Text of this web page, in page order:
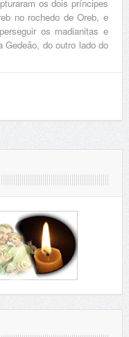
os dois príncipes
no rochedo de Oreb, e
os madianitas e
Gedeão, do outro lado do